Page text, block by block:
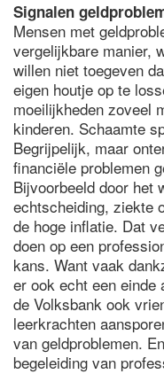
Signalen
Mensen met
vergelijkbare manier,
willen niet toegeven
eigen houtje op te
moeilijkheden zoveel
kinderen. Schaamte
Begrijpelijk, maar
financiële problemen
Bijvoorbeeld door het
echtscheiding, ziekte
de hoge inflatie. Dat
doen op een
kans. Want vaak
er ook echt een einde
de Volksbank ook
leerkrachten
van geldproblemen.
begeleiding van